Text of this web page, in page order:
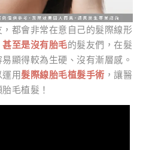
都會非常在意自己的髮際線形
至是沒有胎毛的髮友們，在髮
顯得較為生硬、沒有漸層感。
用 髮際線胎毛植髮手術 ，讓醫
毛植髮！